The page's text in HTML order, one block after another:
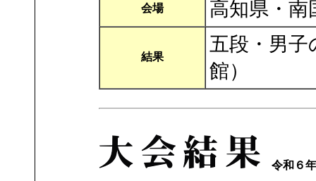
会場 高知県・
結果
五段・男
館）
令和６